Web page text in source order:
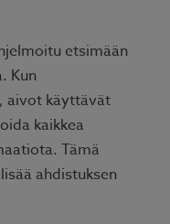
etsimään
Kun
aivot käyttävät
kaikkea
Tämä
ahdistuksen